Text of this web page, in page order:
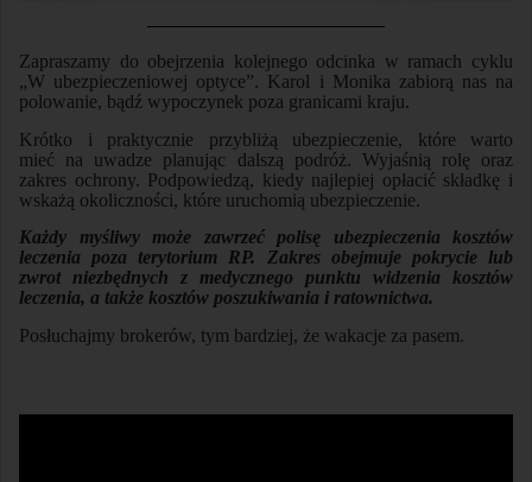
Zapraszamy do obejrzenia kolejnego odcinka w ramach cyklu
„W ubezpieczeniowej optyce”. Karol i Monika zabiorą nas na
polowanie, bądź wypoczynek poza granicami kraju.
Krótko i praktycznie przybliżą ubezpieczenie, które warto
mieć na uwadze planując dalszą podróż. Wyjaśnią rolę oraz
zakres ochrony. Podpowiedzą, kiedy najlepiej opłacić składkę i
wskażą okoliczności, które uruchomią ubezpieczenie.
Każdy myśliwy może zawrzeć polisę ubezpieczenia kosztów
leczenia poza terytorium RP. Zakres obejmuje pokrycie lub
zwrot niezbędnych z medycznego punktu widzenia kosztów
leczenia, a także kosztów poszukiwania i ratownictwa.
Posłuchajmy brokerów, tym bardziej, że wakacje za pasem.